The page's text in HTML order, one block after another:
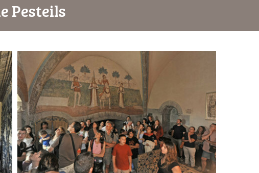
Pesteils